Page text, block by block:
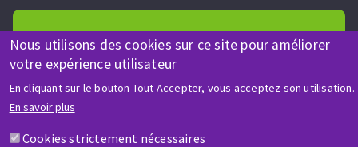
Nous utilisons des cookies sur ce site pour améliorer
votre expérience utilisateur
En cliquant sur le bouton Tout Accepter, vous acceptez son utilisation.
En savoir plus
Cookies strictement nécessaires
AIDE & CONTACT
Une question ? Un renseignement ?